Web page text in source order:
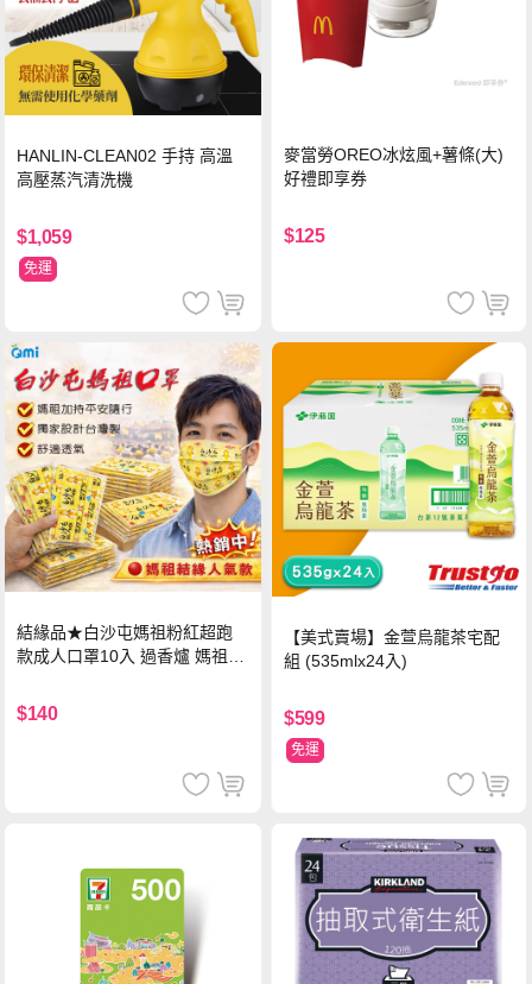
HANLIN-CLEAN02 手持 高溫
高壓蒸汽清洗機
$1,059
免運
麥當勞OREO冰炫風+薯條(大)
好禮即享券
$125
結緣品★白沙屯媽祖粉紅超跑
款成人口罩10入 過香爐 媽祖加
$140
【美式賣場】金萱烏龍茶宅配
組 (535mlx24入)
$599
免運